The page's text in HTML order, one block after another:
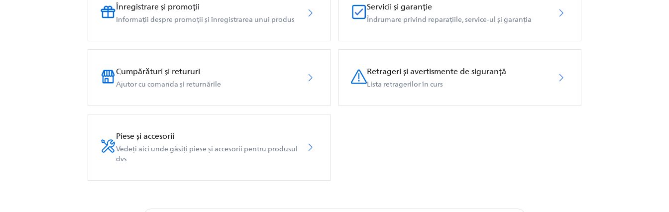
Înregistrare și promoții
Informații despre promoții și înregistrarea unui produs
Servicii și garanție
Îndrumare privind reparațiile, service-ul și garanția
Cumpărături și retururi
Ajutor cu comanda și returnările
Retrageri și avertismente de siguranță
Lista retragerilor în curs
Piese și accesorii
Vedeți aici unde găsiți piese și accesorii pentru produsul
dvs